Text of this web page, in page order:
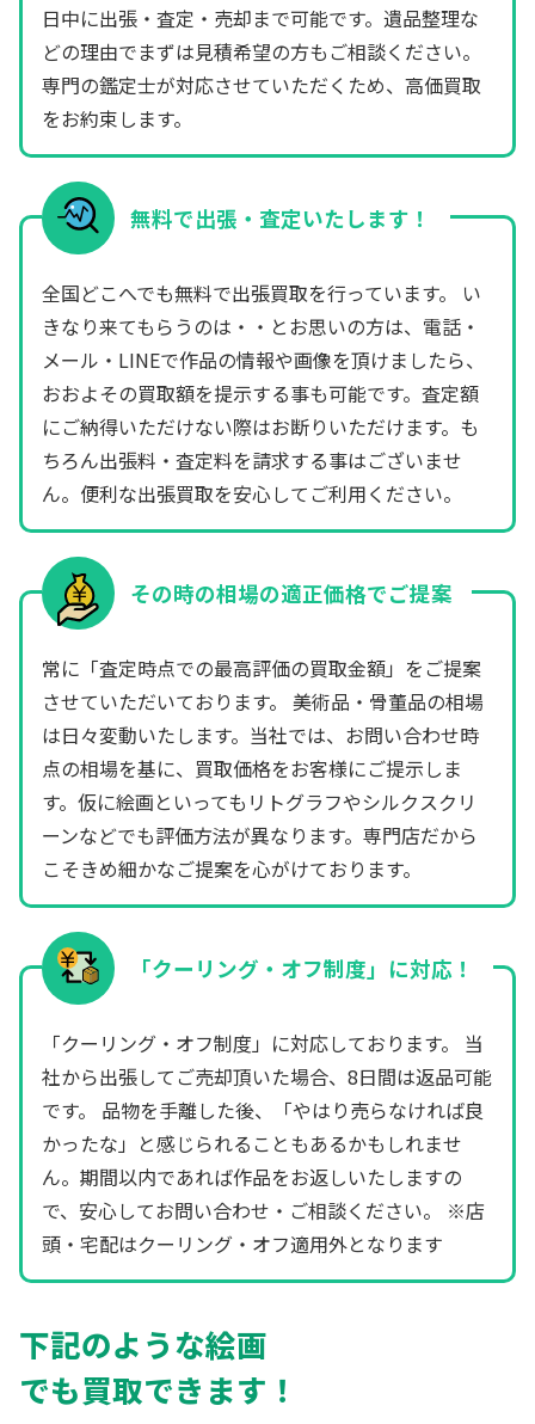
日中に出張・査定・売却まで可能です。遺品整理な
どの理由でまずは見積希望の方もご相談ください。
専門の鑑定士が対応させていただくため、高価買取
をお約束します。
無料で出張・査定いたします！
全国どこへでも無料で出張買取を行っています。 い
きなり来てもらうのは・・とお思いの方は、電話・
メール・LINEで作品の情報や画像を頂けましたら、
おおよその買取額を提示する事も可能です。査定額
にご納得いただけない際はお断りいただけます。も
ちろん出張料・査定料を請求する事はございませ
ん。便利な出張買取を安心してご利用ください。
その時の相場の適正価格でご提案
常に「査定時点での最高評価の買取金額」をご提案
させていただいております。 美術品・骨董品の相場
は日々変動いたします。当社では、お問い合わせ時
点の相場を基に、買取価格をお客様にご提示しま
す。仮に絵画といってもリトグラフやシルクスクリ
ーンなどでも評価方法が異なります。専門店だから
こそきめ細かなご提案を心がけております。
「クーリング・オフ制度」に対応！
「クーリング・オフ制度」に対応しております。 当
社から出張してご売却頂いた場合、8日間は返品可能
です。 品物を手離した後、「やはり売らなければ良
かったな」と感じられることもあるかもしれませ
ん。期間以内であれば作品をお返しいたしますの
で、安心してお問い合わせ・ご相談ください。 ※店
頭・宅配はクーリング・オフ適用外となります
下記のような絵画
でも買取できます！